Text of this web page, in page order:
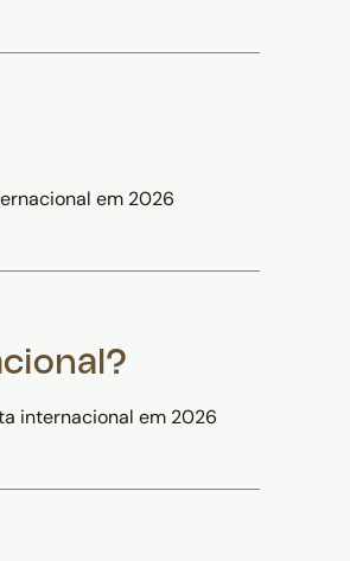
em 2026
internacional em 2026